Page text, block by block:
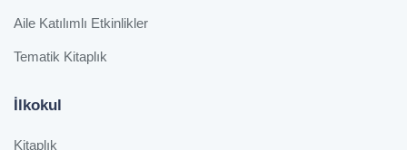
Aile Katılımlı Etkinlikler
Tematik Kitaplık
İlkokul
Kitaplık